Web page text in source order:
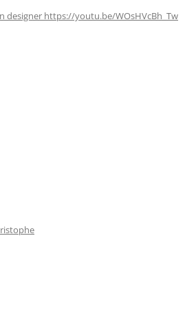
designer https://youtu.be/WOsHVcBh_Tw